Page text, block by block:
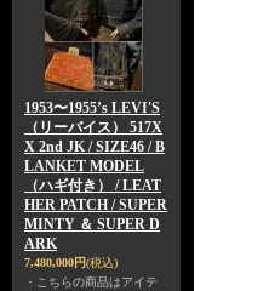
1953〜1955’s LEVI'S
（リーバイス） 517X
X 2nd JK / SIZE46 / B
LANKET MODEL
（ハギ付き） / LEAT
HER PATCH / SUPER
MINTY ＆ SUPER D
ARK
7,480,000円(税込)
・こちらの商品はアイテ